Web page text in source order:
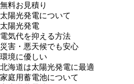
無料お見積り
太陽光発電について
太陽光発電
電気代を抑える方法
災害・悪天候でも安心
環境に優しい
北海道は太陽光発電に最適
家庭用蓄電池について